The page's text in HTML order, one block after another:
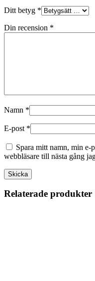
Ditt betyg *
Din recension *
Namn *
E-post *
Spara mitt namn, min e-
webbläsare till nästa gång
Relaterade produkter